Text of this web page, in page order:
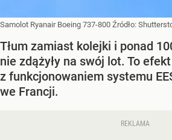
Samolot Ryanair Boeing 737-800 Źródło:
Tłum zamiast kolejki i ponad
nie zdążyły na swój lot. To
z funkcjonowaniem systemu
we Francji.